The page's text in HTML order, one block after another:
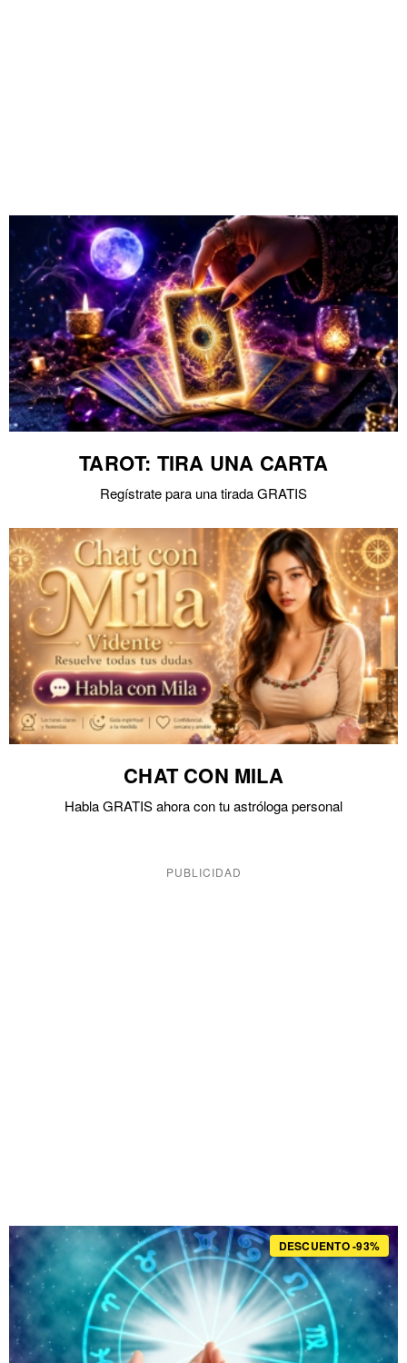
TAROT: TIRA UNA CARTA
Regístrate para una tirada GRATIS
CHAT CON MILA
Habla GRATIS ahora con tu astróloga personal
DESCUENTO -93%